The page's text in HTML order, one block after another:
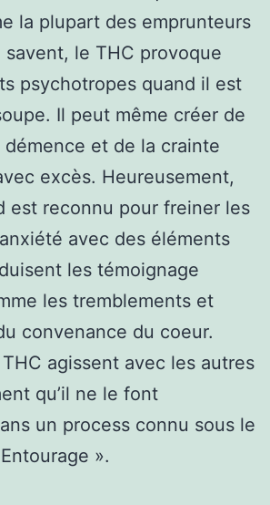
la plupart des emprunteurs
savent, le THC provoque
psychotropes quand il est
Il peut même créer de
démence et de la crainte
excès. Heureusement,
est reconnu pour freiner les
avec des éléments
les témoignage
les tremblements et
convenance du coeur.
agissent avec les autres
qu’il ne le font
un process connu sous le
».